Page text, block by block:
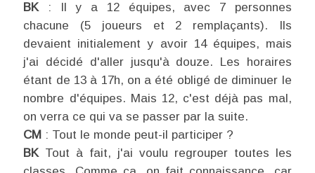
BK: Il y a 12 équipes, avec 7 personnes
chacune (5 joueurs et 2 remplaçants). Ils
devaient initialement y avoir 14 équipes, mais
j'ai décidé d'aller jusqu'à douze. Les horaires
étant de 13 à 17h, on a été obligé de diminuer le
nombre d'équipes. Mais 12, c'est déjà pas mal,
on verra ce qui va se passer par la suite.
CM : Tout le monde peut-il participer ?
BKTout à fait, j'ai voulu regrouper toutes les